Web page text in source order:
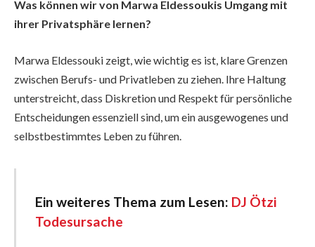
Was können wir von Marwa Eldessoukis Umgang mit
ihrer Privatsphäre lernen?
Marwa Eldessouki zeigt, wie wichtig es ist, klare Grenzen
zwischen Berufs- und Privatleben zu ziehen. Ihre Haltung
unterstreicht, dass Diskretion und Respekt für persönliche
Entscheidungen essenziell sind, um ein ausgewogenes und
selbstbestimmtes Leben zu führen.
Ein weiteres Thema zum Lesen: DJ Ötzi
Todesursache